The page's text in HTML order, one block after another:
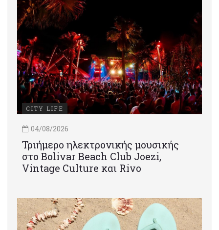
CITY LIFE
04/08/2026
Τριήμερο ηλεκτρονικής μουσικής
στο Bolivar Beach Club Joezi,
Vintage Culture και Rivo